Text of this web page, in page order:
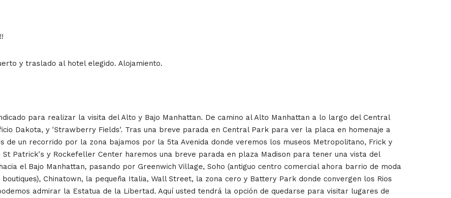
y traslado al hotel elegido. Alojamiento.
para realizar la visita del Alto y Bajo Manhattan. De camino al Alto Manhattan a lo largo del Central
Dakota, y 'Strawberry Fields'. Tras una breve parada en Central Park para ver la placa en homenaje a
de un recorrido por la zona bajamos por la 5ta Avenida donde veremos los museos Metropolitano, Frick y
Patrick's y Rockefeller Center haremos una breve parada en plaza Madison para tener una vista del
el Bajo Manhattan, pasando por Greenwich Village, Soho (antiguo centro comercial ahora barrio de moda
Chinatown, la pequeña Italia, Wall Street, la zona cero y Battery Park donde convergen los Rios
admirar la Estatua de la Libertad. Aquí usted tendrá la opción de quedarse para visitar lugares de